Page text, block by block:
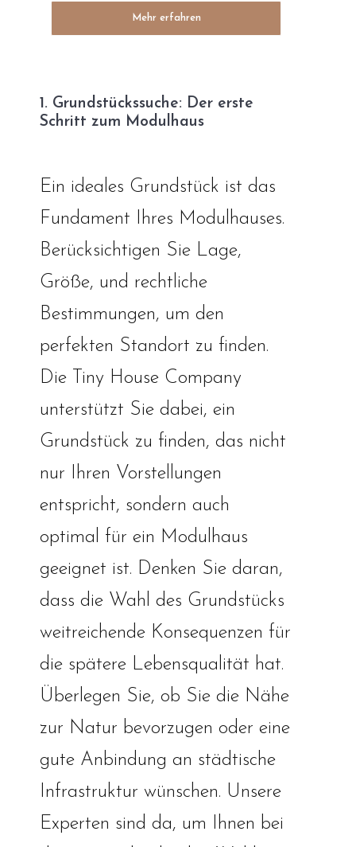
Mehr erfahren
1. Grundstückssuche: Der erste
Schritt zum Modulhaus
Ein ideales Grundstück ist das
Fundament Ihres Modulhauses.
Berücksichtigen Sie Lage,
Größe, und rechtliche
Bestimmungen, um den
perfekten Standort zu finden.
Die Tiny House Company
unterstützt Sie dabei, ein
Grundstück zu finden, das nicht
nur Ihren Vorstellungen
entspricht, sondern auch
optimal für ein Modulhaus
geeignet ist. Denken Sie daran,
dass die Wahl des Grundstücks
weitreichende Konsequenzen für
die spätere Lebensqualität hat.
Überlegen Sie, ob Sie die Nähe
zur Natur bevorzugen oder eine
gute Anbindung an städtische
Infrastruktur wünschen. Unsere
Experten sind da, um Ihnen bei